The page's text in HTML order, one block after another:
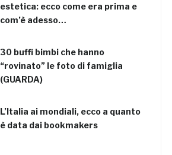
estetica: ecco come era prima e
com’è adesso…
30 buffi bimbi che hanno
“rovinato” le foto di famiglia
(GUARDA)
L’Italia ai mondiali, ecco a quanto
è data dai bookmakers